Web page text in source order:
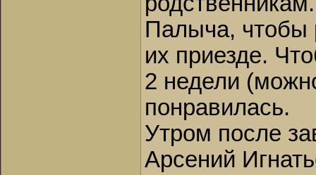
Палыча, чтобы
их приезде.
2 недели
понравилась.
Утром после
Арсений